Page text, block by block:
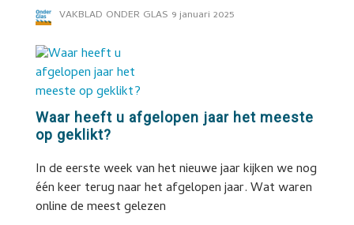
VAKBLAD ONDER GLAS 9 januari 2025
Waar heeft u afgelopen jaar het meeste
op geklikt?
In de eerste week van het nieuwe jaar kijken we nog
één keer terug naar het afgelopen jaar. Wat waren
online de meest gelezen